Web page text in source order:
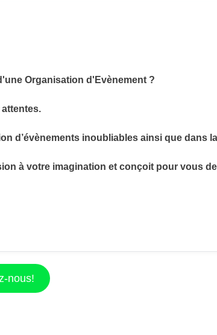
Organisation d'Evènement ?
d’évènements inoubliables ainsi que
à votre imagination et conçoit pour vous
nous!